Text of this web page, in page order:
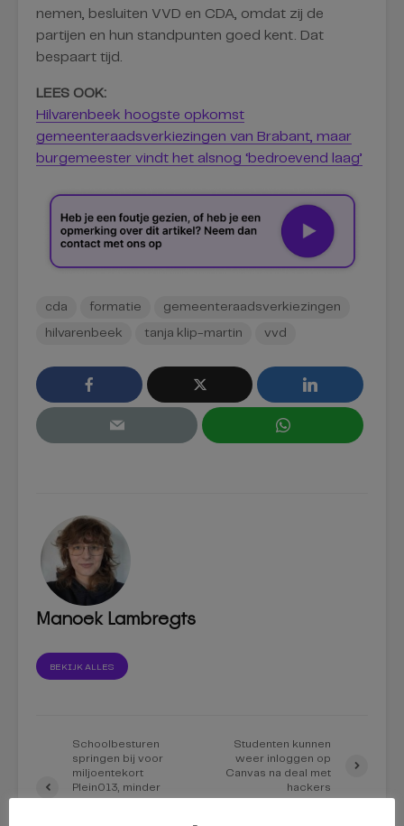
nemen, besluiten VVD en CDA, omdat zij de
partijen en hun standpunten goed kent. Dat
bespaart tijd.
LEES OOK:
Hilvarenbeek hoogste opkomst
gemeenteraadsverkiezingen van Brabant, maar
burgemeester vindt het alsnog ‘bedroevend laag’
cda formatie gemeenteraadsverkiezingen
hilvarenbeek tanja klip-martin vvd
Manoek Lambregts
BEKIJK ALLES
Schoolbesturen
springen bij voor
miljoentekort
Plein013, minder
Studenten kunnen
weer inloggen op
Canvas na deal met
hackers